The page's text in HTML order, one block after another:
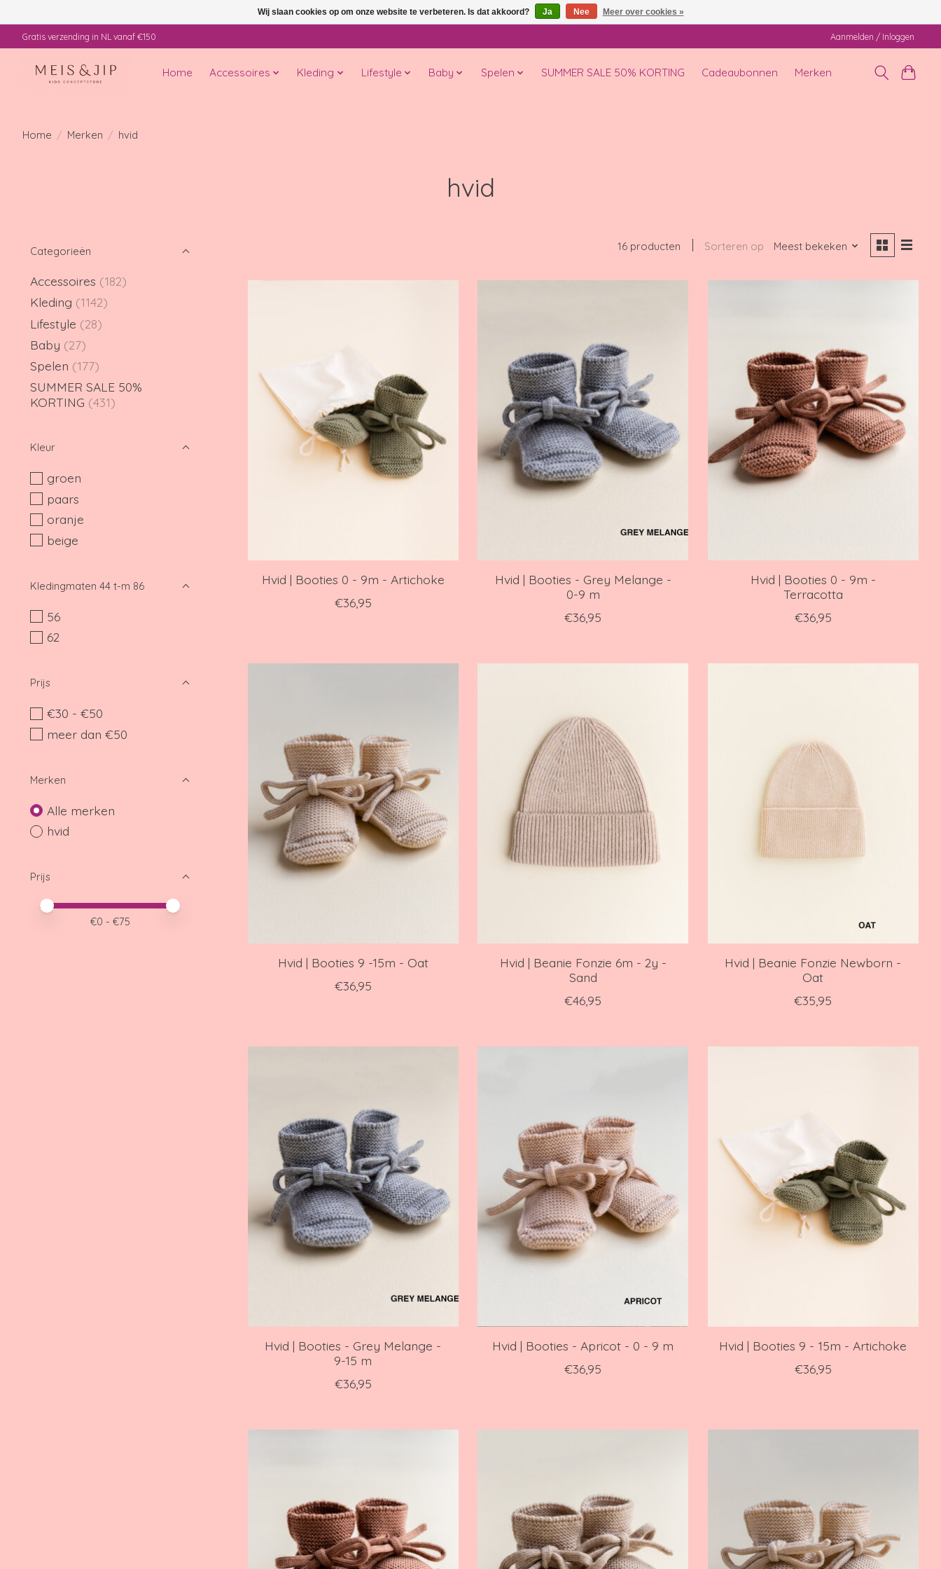
Gratis verzending in NL vanaf €150 Aanmelden / Inloggen
Home Accessoires Kleding Lifestyle Baby Spelen SUMMER SALE 50% KORTING Cadeaubonnen Merken
Home / Merken / hvid
hvid
Categorieën
Accessoires (182)
Kleding (1142)
Lifestyle (28)
Baby (27)
Spelen (177)
SUMMER SALE 50%
KORTING (431)
Kleur
groen
paars
oranje
beige
Kledingmaten 44 t-m 86
56
62
Prijs
€30 - €50
meer dan €50
Merken
Alle merken
hvid
Prijs
Minimale prijswaarde
Price maximum value
€0 - €75
16 producten Sorteren op Meest bekeken
Hvid | Booties 0 - 9m - Artichoke
€36,95
Hvid | Booties - Grey Melange -
0-9 m
€36,95
Hvid | Booties 0 - 9m -
Terracotta
€36,95
Hvid | Booties 9 -15m - Oat
€36,95
Hvid | Beanie Fonzie 6m - 2y -
Sand
€46,95
Hvid | Beanie Fonzie Newborn -
Oat
€35,95
Hvid | Booties - Grey Melange -
9-15 m
€36,95
Hvid | Booties - Apricot - 0 - 9 m
€36,95
Hvid | Booties 9 - 15m - Artichoke
€36,95
Wij slaan cookies op om onze website te verbeteren. Is dat akkoord? Ja Nee Meer over cookies »